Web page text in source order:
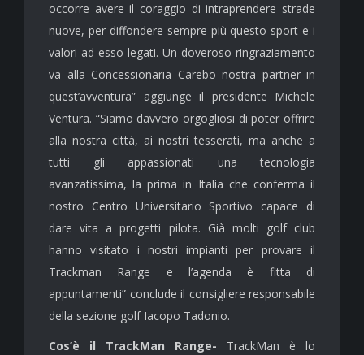
occorre avere il coraggio di intraprendere strade
nuove, per diffondere sempre più questo sport e i
valori ad esso legati. Un doveroso ringraziamento
va alla Concessionaria Carebo nostra partner in
quest’avventura” aggiunge il presidente Michele
Ventura. “Siamo davvero orgogliosi di poter offrire
alla nostra città, ai nostri tesserati, ma anche a
tutti gli appassionati una tecnologia
avanzatissima, la prima in Italia che conferma il
nostro Centro Universitario Sportivo capace di
dare vita a progetti pilota. Già molti golf club
hanno visitato i nostri impianti per provare il
Trackman Range e l’agenda è fitta di
appuntamenti” conclude il consigliere responsabile
della sezione golf Iacopo Tadonio.
Cos’è il TrackMan Range- TrackMan è lo